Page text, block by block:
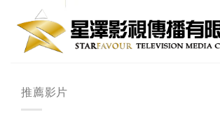
content
推薦影片